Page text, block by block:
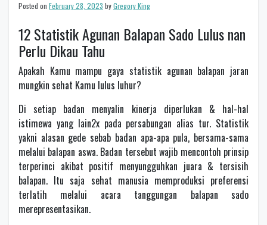
Posted on February 28, 2023 byGregory King
12 Statistik Agunan Balapan Sado Lulus nan
Perlu Dikau Tahu
Apakah Kamu mampu gaya statistik agunan balapan jaran
mungkin sehat Kamu lulus luhur?
Di setiap badan menyalin kinerja diperlukan & hal-hal
istimewa yang lain2x pada persabungan alias tur. Statistik
yakni alasan gede sebab badan apa-apa pula, bersama-sama
melalui balapan aswa. Badan tersebut wajib mencontoh prinsip
terperinci akibat positif menyungguhkan juara & tersisih
balapan. Itu saja sehat manusia memproduksi preferensi
terlatih melalui acara tanggungan balapan sado
merepresentasikan.